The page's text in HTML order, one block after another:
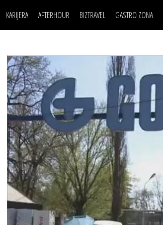
KARIJERA
LJUDI (HR)
MOJ UGAO
USAVRŠAVANJE
KNOW-HOW
AFTERHOUR
KNJIGE
AUTO SVET
STIL
WELLBEING
BIZTRAVEL GASTRO ZONA
POSAO
MOJ UGAO
USAVRŠAVANJE
KNOW-HOW
FILM I SCENA
AUTO SVET
STIL
WELLBEING